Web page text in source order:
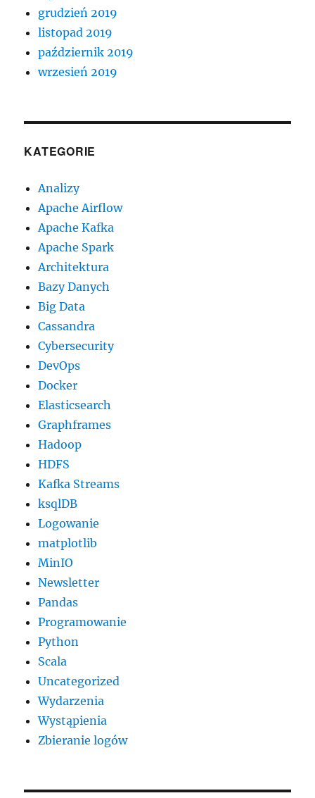
grudzień 2019
listopad 2019
październik 2019
wrzesień 2019
KATEGORIE
Analizy
Apache Airflow
Apache Kafka
Apache Spark
Architektura
Bazy Danych
Big Data
Cassandra
Cybersecurity
DevOps
Docker
Elasticsearch
Graphframes
Hadoop
HDFS
Kafka Streams
ksqlDB
Logowanie
matplotlib
MinIO
Newsletter
Pandas
Programowanie
Python
Scala
Uncategorized
Wydarzenia
Wystąpienia
Zbieranie logów